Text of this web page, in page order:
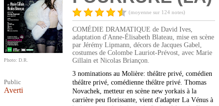
Photo: D.R.
Public
Averti
(moyenne sur 124 notes)
COMÉDIE DRAMATIQUE de David Ives,
adaptation d'Anne-Élisabeth Blateau, mise en scène
par Jérémy Lipmann, décors de Jacques Gabel,
costumes de Colombe Lauriot-Prévost, avec Marie
Gillain et Nicolas Briançon.
3 nominations au Molière: théâtre privé, comédien
théâtre privé, comédienne théâtre privé. Thomas
Novachek, metteur en scène new yorkais à la
carrière peu florissante, vient d'adapter La Vénus à